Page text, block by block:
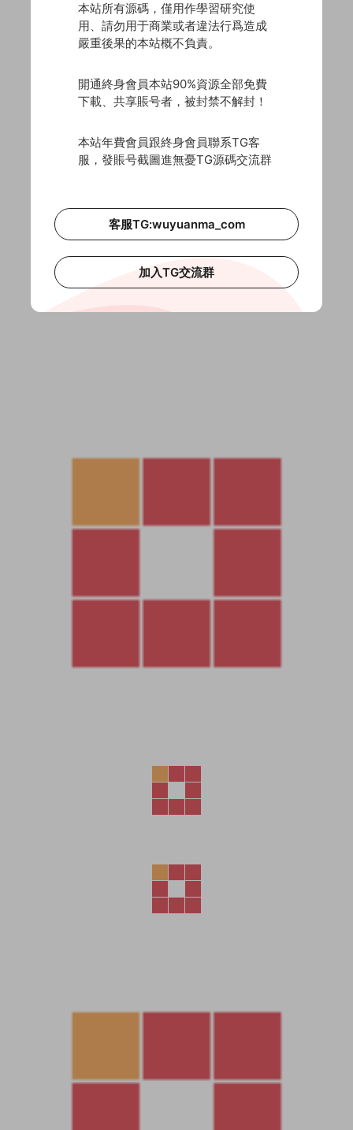
本站所有源碼，僅用作學習研究使
用、請勿用于商業或者違法行爲造成
嚴重後果的本站概不負責。
開通終身會員本站90%資源全部免費
下載、共享賬号者，被封禁不解封！
本站年費會員跟終身會員聯系TG客
服，發賬号截圖進無憂TG源碼交流群
客服TG:wuyuanma_com
加入TG交流群